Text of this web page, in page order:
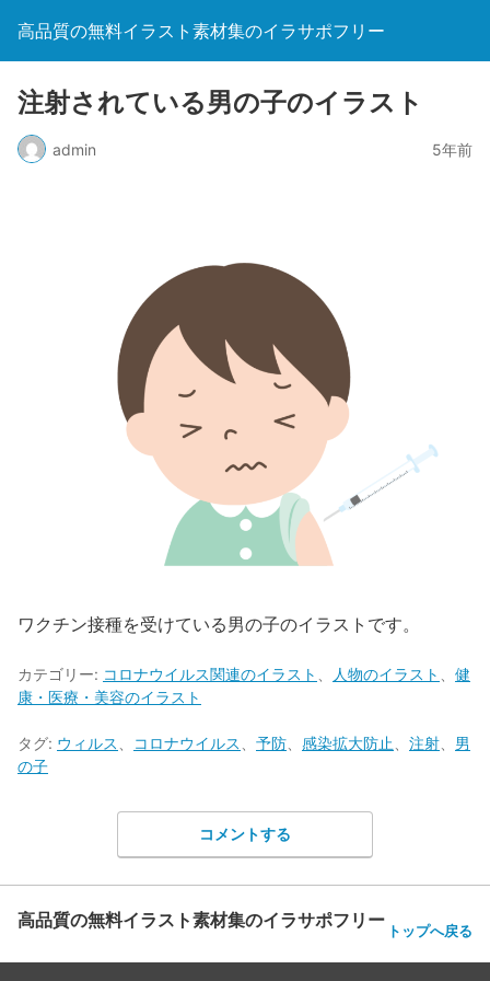
高品質の無料イラスト素材集のイラサポフリー
注射されている男の子のイラスト
admin 5年前
ワクチン接種を受けている男の子のイラストです。
カテゴリー: コロナウイルス関連のイラスト 人物のイラスト
健
康・医療・美容のイラスト
タグ: ウィルス コロナウイルス 予防 感染拡大防止 注射
男
の子
コメントする
高品質の無料イラスト素材集のイラサポフリー トップへ戻る